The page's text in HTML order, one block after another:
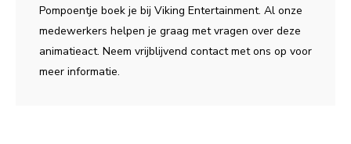
Pompoentje boek je bij Viking Entertainment. Al onze
medewerkers helpen je graag met vragen over deze
animatieact. Neem vrijblijvend contact met ons op voor
meer informatie.